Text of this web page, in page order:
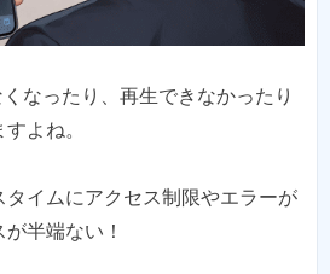
なったり、再生できなかったり
よね。
イムにアクセス制限やエラーが
半端ない！